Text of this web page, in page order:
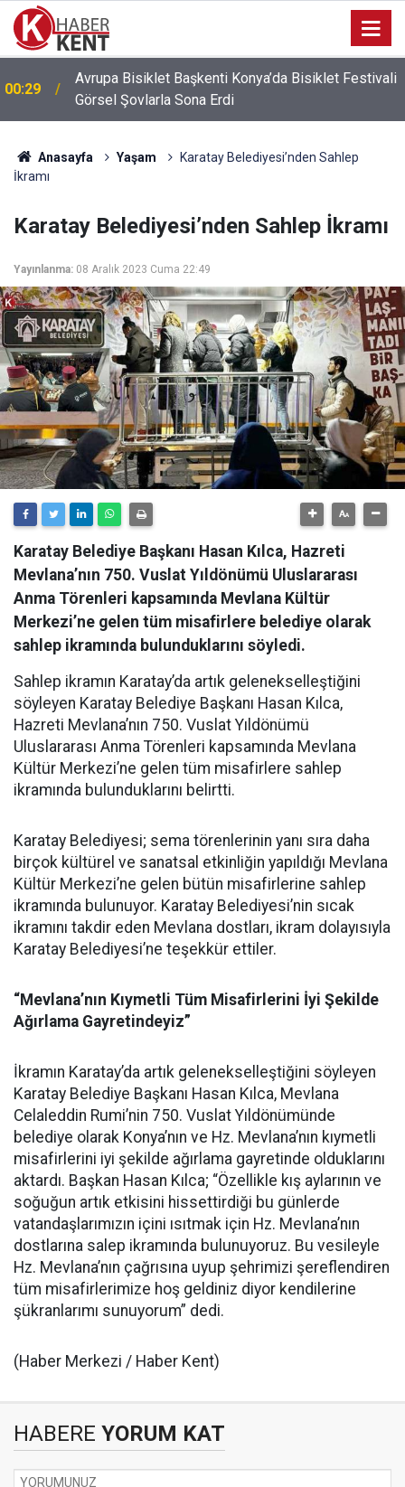
00:29
Avrupa Bisiklet Başkenti Konya’da Bisiklet Festivali
Görsel Şovlarla Sona Erdi
Anasayfa Yaşam
Karatay Belediyesi’nden Sahlep
İkramı
Karatay Belediyesi’nden Sahlep İkramı
Yayınlanma: 08 Aralık 2023 Cuma 22:49
Karatay Belediye Başkanı Hasan Kılca, Hazreti
Mevlana’nın 750. Vuslat Yıldönümü Uluslararası
Anma Törenleri kapsamında Mevlana Kültür
Merkezi’ne gelen tüm misafirlere belediye olarak
sahlep ikramında bulunduklarını söyledi.
Sahlep ikramın Karatay’da artık gelenekselleştiğini
söyleyen Karatay Belediye Başkanı Hasan Kılca,
Hazreti Mevlana’nın 750. Vuslat Yıldönümü
Uluslararası Anma Törenleri kapsamında Mevlana
Kültür Merkezi’ne gelen tüm misafirlere sahlep
ikramında bulunduklarını belirtti.
Karatay Belediyesi; sema törenlerinin yanı sıra daha
birçok kültürel ve sanatsal etkinliğin yapıldığı Mevlana
Kültür Merkezi’ne gelen bütün misafirlerine sahlep
ikramında bulunuyor. Karatay Belediyesi’nin sıcak
ikramını takdir eden Mevlana dostları, ikram dolayısıyla
Karatay Belediyesi’ne teşekkür ettiler.
“Mevlana’nın Kıymetli Tüm Misafirlerini İyi Şekilde
Ağırlama Gayretindeyiz”
İkramın Karatay’da artık gelenekselleştiğini söyleyen
Karatay Belediye Başkanı Hasan Kılca, Mevlana
Celaleddin Rumi’nin 750. Vuslat Yıldönümünde
belediye olarak Konya’nın ve Hz. Mevlana’nın kıymetli
misafirlerini iyi şekilde ağırlama gayretinde olduklarını
aktardı. Başkan Hasan Kılca; “Özellikle kış aylarının ve
soğuğun artık etkisini hissettirdiği bu günlerde
vatandaşlarımızın içini ısıtmak için Hz. Mevlana’nın
dostlarına salep ikramında bulunuyoruz. Bu vesileyle
Hz. Mevlana’nın çağrısına uyup şehrimizi şereflendiren
tüm misafirlerimize hoş geldiniz diyor kendilerine
şükranlarımı sunuyorum” dedi.
(Haber Merkezi / Haber Kent)
HABERE YORUM KAT